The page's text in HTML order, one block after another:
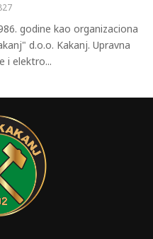
godine kao organizaciona
d.o.o. Kakanj. Upravna
i elektro...